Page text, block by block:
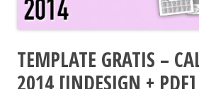
TEMPLATE GRATIS –
2014 [INDESIGN + PDF]